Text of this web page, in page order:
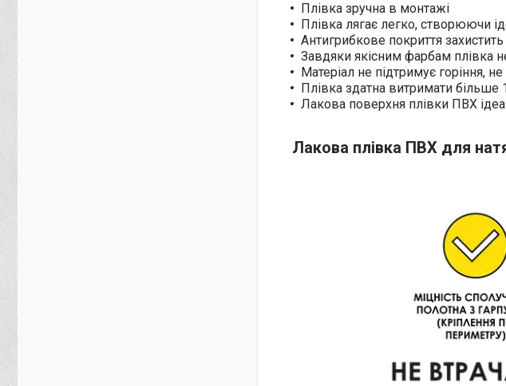
Плівка зручна в монтажі
Плівка лягає легко, створюючи
Антигрибкове покриття захистить
Завдяки якісним фарбам плівка
Матеріал не підтримує горіння,
Плівка здатна витримати більше
Лакова поверхня плівки ПВХ
Лакова плівка ПВХ для